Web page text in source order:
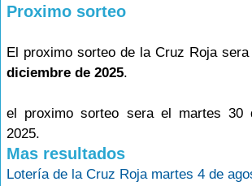
Proximo sorteo
El proximo sorteo de la Cruz Roja sera
diciembre de 2025.
el proximo sorteo sera el martes 30
2025.
Mas resultados
Lotería de la Cruz Roja martes 4 de